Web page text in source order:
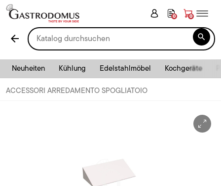
0 0
arrow_back 
Neuheiten Kühlung Edelstahlmöbel Kochgeräte
ACCESSORI ARREDAMENTO SPOGLIATOIO